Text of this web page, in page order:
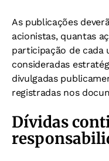
As publicações
acionistas, quantas
participação de cada
consideradas
divulgadas
registradas nos
Dívidas